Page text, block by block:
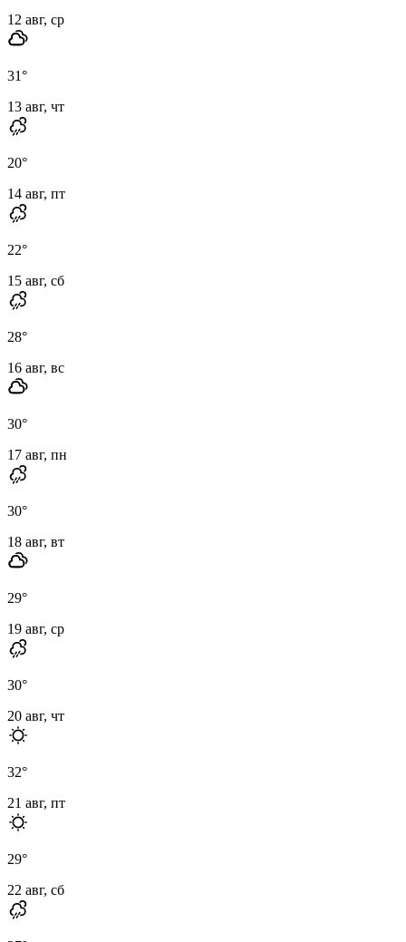
12 авг, ср
31°
13 авг, чт
20°
14 авг, пт
22°
15 авг, сб
28°
16 авг, вс
30°
17 авг, пн
30°
18 авг, вт
29°
19 авг, ср
30°
20 авг, чт
32°
21 авг, пт
29°
22 авг, сб